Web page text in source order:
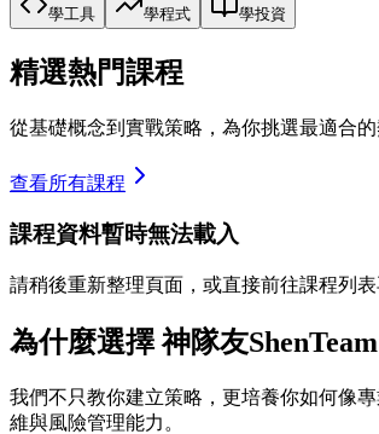
學工具 學程式 學投資
精選熱門課程
從基礎概念到實戰策略，為你挑選最適合的
查看所有課程
課程資料暫時無法載入
請稍後重新整理頁面，或直接前往課程列表
為什麼選擇 神隊友ShenTeam
我們不只教你建立策略，更培養你如何像
維與風險管理能力。